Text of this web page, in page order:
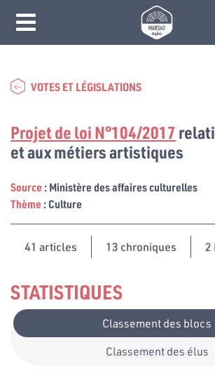
VOTES ET LÉGISLATIONS
STATISTIQUES
Classement des blocs
Classement des élus
Projet de loi N°104/2017
et aux métiers artistiques
Source: Ministère des affaires culturelles
Thème: Culture
41 articles 13 chroniques 2